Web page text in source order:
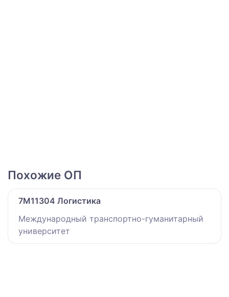
Похожие ОП
7M11304 Логистика
Международный транспортно-гуманитарный
университет